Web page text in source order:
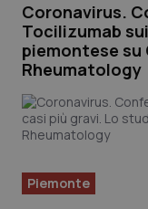
Coronavirus.
Tocilizumab
piemontese su
Rheumatology
Piemonte